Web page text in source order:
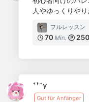
人やゆっくりや
フルレッスン
70 Min.
***y
Gut für Anfänger